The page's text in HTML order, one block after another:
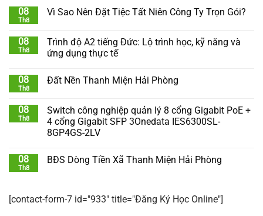
08
Th8
Vì Sao Nên Đặt Tiệc Tất Niên Công Ty Trọn Gói?
08
Th8
Trình độ A2 tiếng Đức: Lộ trình học, kỹ năng và
ứng dụng thực tế
08
Th8
Đất Nền Thanh Miện Hải Phòng
08
Th8
Switch công nghiệp quản lý 8 cổng Gigabit PoE +
4 cổng Gigabit SFP 3Onedata IES6300SL-
8GP4GS-2LV
08
Th8
BĐS Dòng Tiền Xã Thanh Miện Hải Phòng
[contact-form-7 id="933" title="Đăng Ký Học Online"]